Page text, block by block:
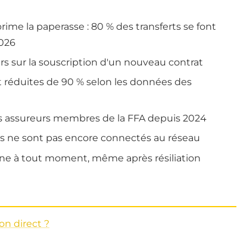
la paperasse : 80 % des transferts se font
sur la souscription d'un nouveau contrat
de 90 % selon les données des
membres de la FFA depuis 2024
sont pas encore connectés au réseau
à tout moment, même après résiliation
direct ?